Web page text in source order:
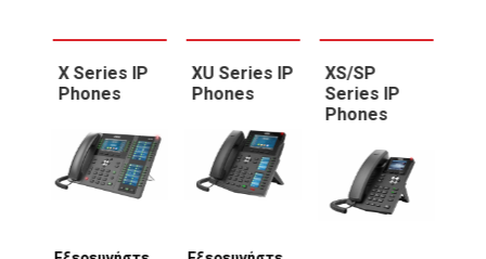
X Series IP
Phones
XU Series IP
Phones
XS/SP
Series IP
Phones